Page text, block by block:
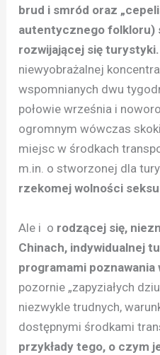
brud i smród oraz
autentycznego folkloru)
rozwijającej się turystyki.
niewyobrażalnej
wspomnianych dwu
połowie września i
ogromnym wówczas
miejsc w środkach
m.in. o stworzonej dla
rzekomej wolności
Ale i o rodzącej się,
Chinach, indywidualnej
programami poznawania
pozornie „zapyziałych
niezwykle trudnych,
dostępnymi środkami
przykłady tego, o czym